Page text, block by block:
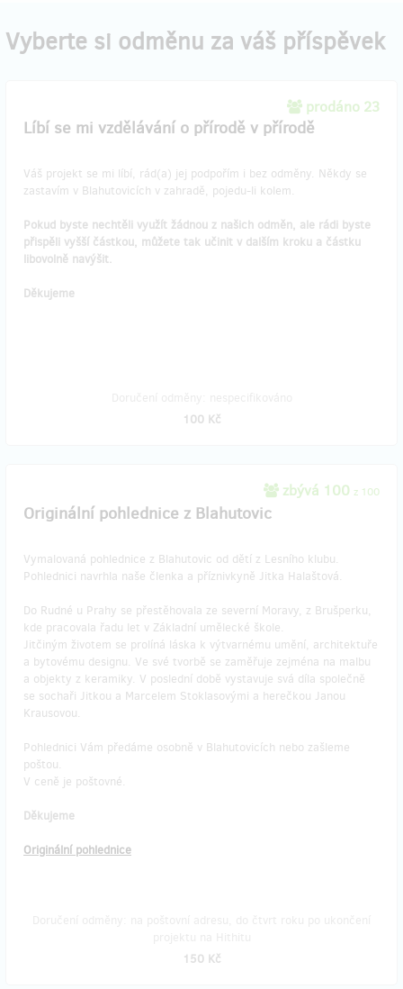
Vyberte si odměnu za váš příspěvek
prodáno 23
Líbí se mi vzdělávání o přírodě v přírodě
Váš projekt se mi líbí, rád(a) jej podpořím i bez odměny. Někdy se
zastavím v Blahutovicích v zahradě, pojedu-li kolem.
Pokud byste nechtěli využít žádnou z našich odměn, ale rádi byste
přispěli vyšší částkou, můžete tak učinit v dalším kroku a částku
libovolně navýšit.
Děkujeme
100 Kč
zbývá 100 z 100
Originální pohlednice z Blahutovic
Vymalovaná pohlednice z Blahutovic od dětí z Lesního klubu.
Pohlednici navrhla naše členka a příznivkyně Jitka Halaštová.
Do Rudné u Prahy se přestěhovala ze severní Moravy, z Brušperku,
kde pracovala řadu let v Základní umělecké škole.
Jitčiným životem se prolíná láska k výtvarnému umění, architektuře
a bytovému designu. Ve své tvorbě se zaměřuje zejména na malbu
a objekty z keramiky. V poslední době vystavuje svá díla společně
se sochaři Jitkou a Marcelem Stoklasovými a herečkou Janou
Krausovou.
Pohlednici Vám předáme osobně v Blahutovicích nebo zašleme
poštou.
V ceně je poštovné.
Děkujeme
Originální pohlednice
150 Kč